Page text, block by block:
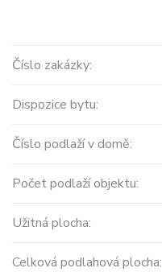
Číslo zakázky:
Dispozice bytu:
Číslo podlaží v domě:
Počet podlaží objektu:
Užitná plocha:
Celková podlahová plocha: